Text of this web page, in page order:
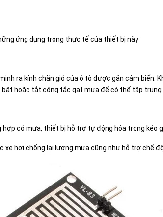
ứng dụng trong thực tế của thiết bị này
ra kính chắn gió của ô tô được gắn cảm biến.
hoặc tắt công tắc gạt mưa để có thể tập trung
có mưa, thiết bị hỗ trợ tự động hóa trong kéo
hơi chống lại lượng mưa cũng như hỗ trợ chế